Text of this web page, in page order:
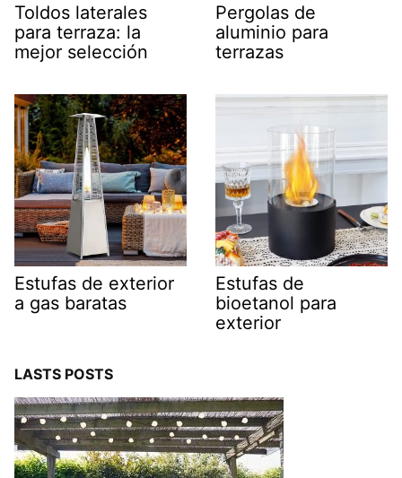
Toldos laterales
para terraza: la
mejor selección
Pergolas de
aluminio para
terrazas
Estufas de exterior
a gas baratas
Estufas de
bioetanol para
exterior
LASTS POSTS